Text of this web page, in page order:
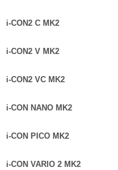
i-CON2 C MK2
i-CON2 V MK2
i-CON2 VC MK2
i-CON NANO MK2
i-CON PICO MK2
i-CON VARIO 2 MK2